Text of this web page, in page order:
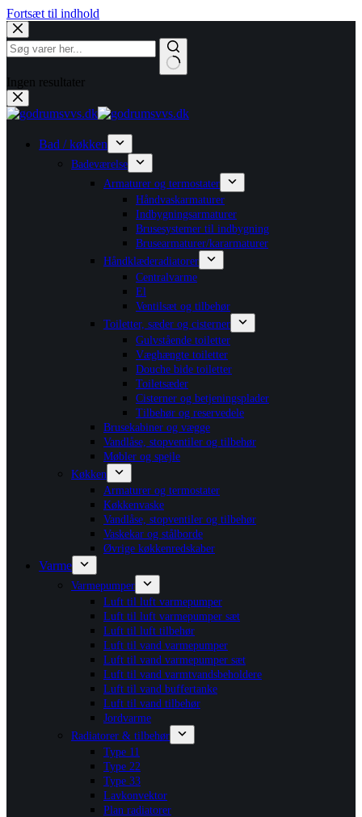
Fortsæt til indhold
Ingen resultater
Bad / køkken
Badeværelse
Armaturer og termostater
Håndvaskarmaturer
Indbygningsarmaturer
Brusesystemer til indbygning
Brusearmaturer/kararmaturer
Håndklæderadiatorer
Centralvarme
El
Ventilsæt og tilbehør
Toiletter, sæder og cisterner
Gulvstående toiletter
Væghængte toiletter
Douche bide toiletter
Toiletsæder
Cisterner og betjeningsplader
Tilbehør og reservedele
Brusekabiner og vægge
Vandlåse, stopventiler og tilbehør
Møbler og spejle
Køkken
Armaturer og termostater
Køkkenvaske
Vandlåse, stopventiler og tilbehør
Vaskekar og stålborde
Øvrige køkkenredskaber
Varme
Varmepumper
Luft til luft varmepumper
Luft til luft varmepumper sæt
Luft til luft tilbehør
Luft til vand varmepumper
Luft til vand varmepumper sæt
Luft til vand varmtvandsbeholdere
Luft til vand buffertanke
Luft til vand tilbehør
Jordvarme
Radiatorer & tilbehør
Type 11
Type 22
Type 33
Lavkonvektor
Plan radiatorer